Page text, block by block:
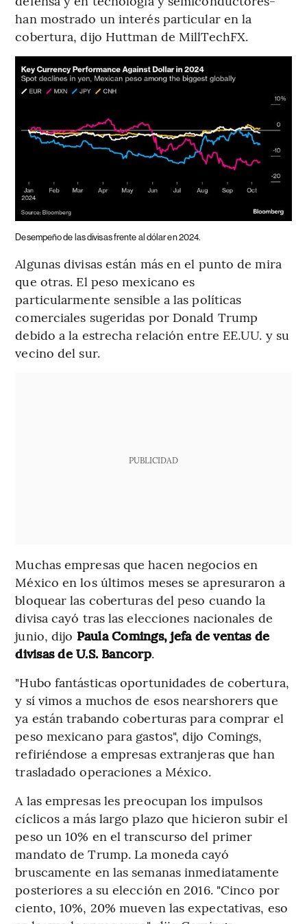
han mostrado un interés particular en la
cobertura, dijo Huttman de MillTechFX.
Desempeño de las divisas frente al dólar en 2024.
Algunas divisas están más en el punto de mira
que otras. El peso mexicano es
particularmente sensible a las políticas
comerciales sugeridas por Donald Trump
debido a la estrecha relación entre EE.UU. y su
vecino del sur.
PUBLICIDAD
Muchas empresas que hacen negocios en
México en los últimos meses se apresuraron a
bloquear las coberturas del peso cuando la
divisa cayó tras las elecciones nacionales de
junio, dijo Paula Comings, jefa de ventas de
divisas de U.S. Bancorp.
"Hubo fantásticas oportunidades de cobertura,
y sí vimos a muchos de esos nearshorers que
ya están trabando coberturas para comprar el
peso mexicano para gastos", dijo Comings,
refiriéndose a empresas extranjeras que han
trasladado operaciones a México.
A las empresas les preocupan los impulsos
cíclicos a más largo plazo que hicieron subir el
peso un 10% en el transcurso del primer
mandato de Trump. La moneda cayó
bruscamente en las semanas inmediatamente
posteriores a su elección en 2016. "Cinco por
ciento, 10%, 20% mueven las expectativas, eso